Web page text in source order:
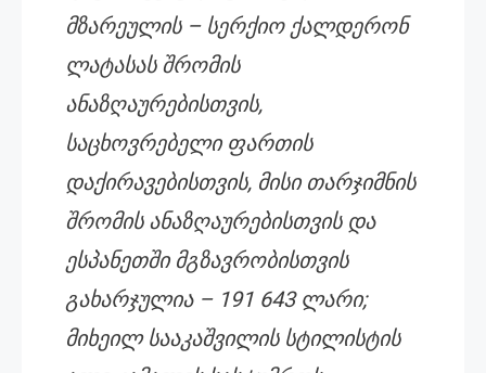
მზარეულის – სერქიო ქალდერონ
ლატასას შრომის
ანაზღაურებისთვის,
საცხოვრებელი ფართის
დაქირავებისთვის, მისი თარჯიმნის
შრომის ანაზღაურებისთვის და
ესპანეთში მგზავრობისთვის
გახარჯულია – 191 643 ლარი;
მიხეილ სააკაშვილის სტილისტის